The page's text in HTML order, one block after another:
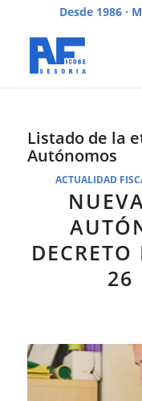
Desde 1986 ·
Listado de la
Autónomos
ACTUALIDAD
26